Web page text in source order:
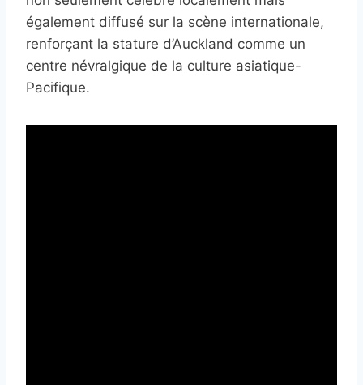
également diffusé sur la scène internationale,
renforçant la stature d’Auckland comme un
centre névralgique de la culture asiatique-
Pacifique.